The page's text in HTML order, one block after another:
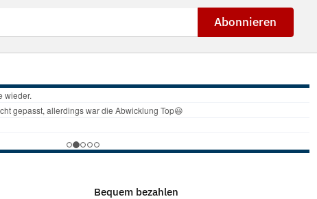
Abonnieren
Bequem bezahlen